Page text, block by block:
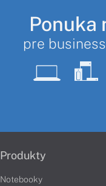
Ponuka
pre
Produkty
Notebooky